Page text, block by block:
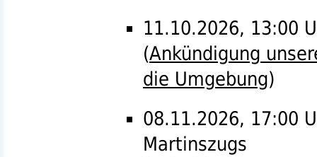
11.10.2026, 13:00
(Ankündigung
die Umgebung)
08.11.2026, 17:00
Martinszugs